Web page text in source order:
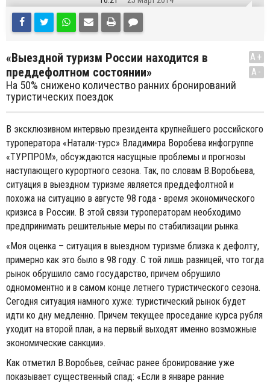
«Выездной туризм России находится в
преддефолтном состоянии»
На 50% снижено количество ранних бронирований
туристических поездок
A+
A-
В эксклюзивном интервью президента крупнейшего российского
туроператора «Натали-турс» Владимира Воробева инфогруппе
«ТУРПРОМ», обсуждаются насущные проблемы и прогнозы
наступающего курортного сезона. Так, по словам В.Воробьева,
ситуация в выездном туризме является преддефолтной и
похожа на ситуацию в августе 98 года - время экономического
кризиса в России. В этой связи туроператорам необходимо
предпринимать решительные меры по стабилизации рынка.
«Моя оценка – ситуация в выездном туризме близка к дефолту,
примерно как это было в 98 году. С той лишь разницей, что тогда
рынок обрушило само государство, причем обрушило
одномоментно и в самом конце летнего туристического сезона.
Сегодня ситуация намного хуже: туристический рынок будет
идти ко дну медленно. Причем текущее проседание курса рубля
уходит на второй план, а на первый выходят именно возможные
экономические санкции».
Как отметил В.Воробьев, сейчас ранее бронирование уже
показывает существенный спад: «Если в январе ранние